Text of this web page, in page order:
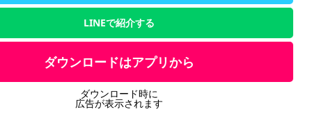
LINEで紹介する
ダウンロードはアプリから
ダウンロード時に
広告が表示されます